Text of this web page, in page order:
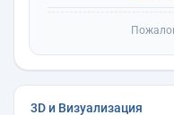
3D и Визуализация